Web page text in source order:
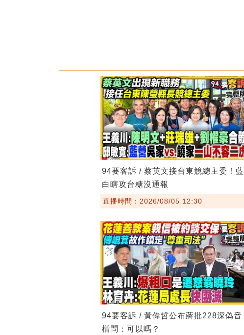
94要客訴 / 蔡英文接台東競總主委！藍
白瞎攻台糖沒通報
直播時間：2026/08/05 12:30
94要客訴 / 黃偉哲公布蔣批228深偽音
檔問：可以嗎？